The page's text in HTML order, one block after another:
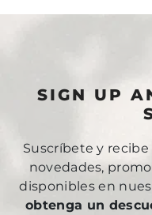
SIGN UP
Suscríbete y
novedades,
disponibles en
obtenga un